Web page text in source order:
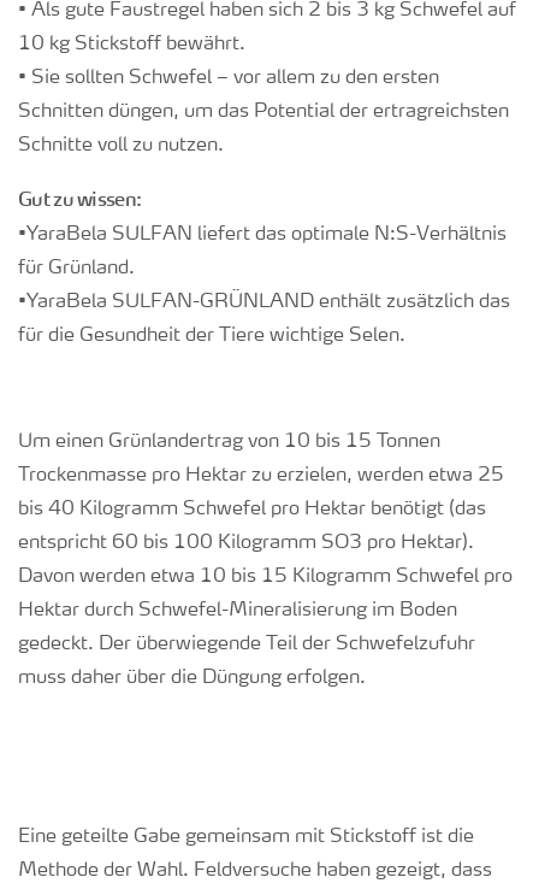
• Als gute Faustregel haben sich 2 bis 3 kg Schwefel auf
10 kg Stickstoff bewährt.
• Sie sollten Schwefel – vor allem zu den ersten
Schnitten düngen, um das Potential der ertragreichsten
Schnitte voll zu nutzen.
Gut zu wissen:
•YaraBela SULFAN liefert das optimale N:S-Verhältnis
für Grünland.
•YaraBela SULFAN-GRÜNLAND enthält zusätzlich das
für die Gesundheit der Tiere wichtige Selen.
Um einen Grünlandertrag von 10 bis 15 Tonnen
Trockenmasse pro Hektar zu erzielen, werden etwa 25
bis 40 Kilogramm Schwefel pro Hektar benötigt (das
entspricht 60 bis 100 Kilogramm SO3 pro Hektar).
Davon werden etwa 10 bis 15 Kilogramm Schwefel pro
Hektar durch Schwefel-Mineralisierung im Boden
gedeckt. Der überwiegende Teil der Schwefelzufuhr
muss daher über die Düngung erfolgen.
Eine geteilte Gabe gemeinsam mit Stickstoff ist die
Methode der Wahl. Feldversuche haben gezeigt, dass